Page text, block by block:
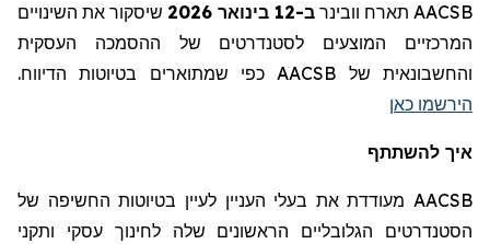
AACSB תארח וובינר ב-12 בינואר 2026 שיסקור את השינויים
המרכזיים המוצעים לסטנדרטים של ההסמכה העסקית
והחשבונאית של AACSB
כפי שמתוארים בטיוטות הדיווח.
הירשמו כאן
איך להשתתף
AACSB מעודדת את בעלי העניין לעיין בטיוטות החשיפה של
הסטנדרטים הגלובליים הראשונים שלה לחינוך עסקי ותקני